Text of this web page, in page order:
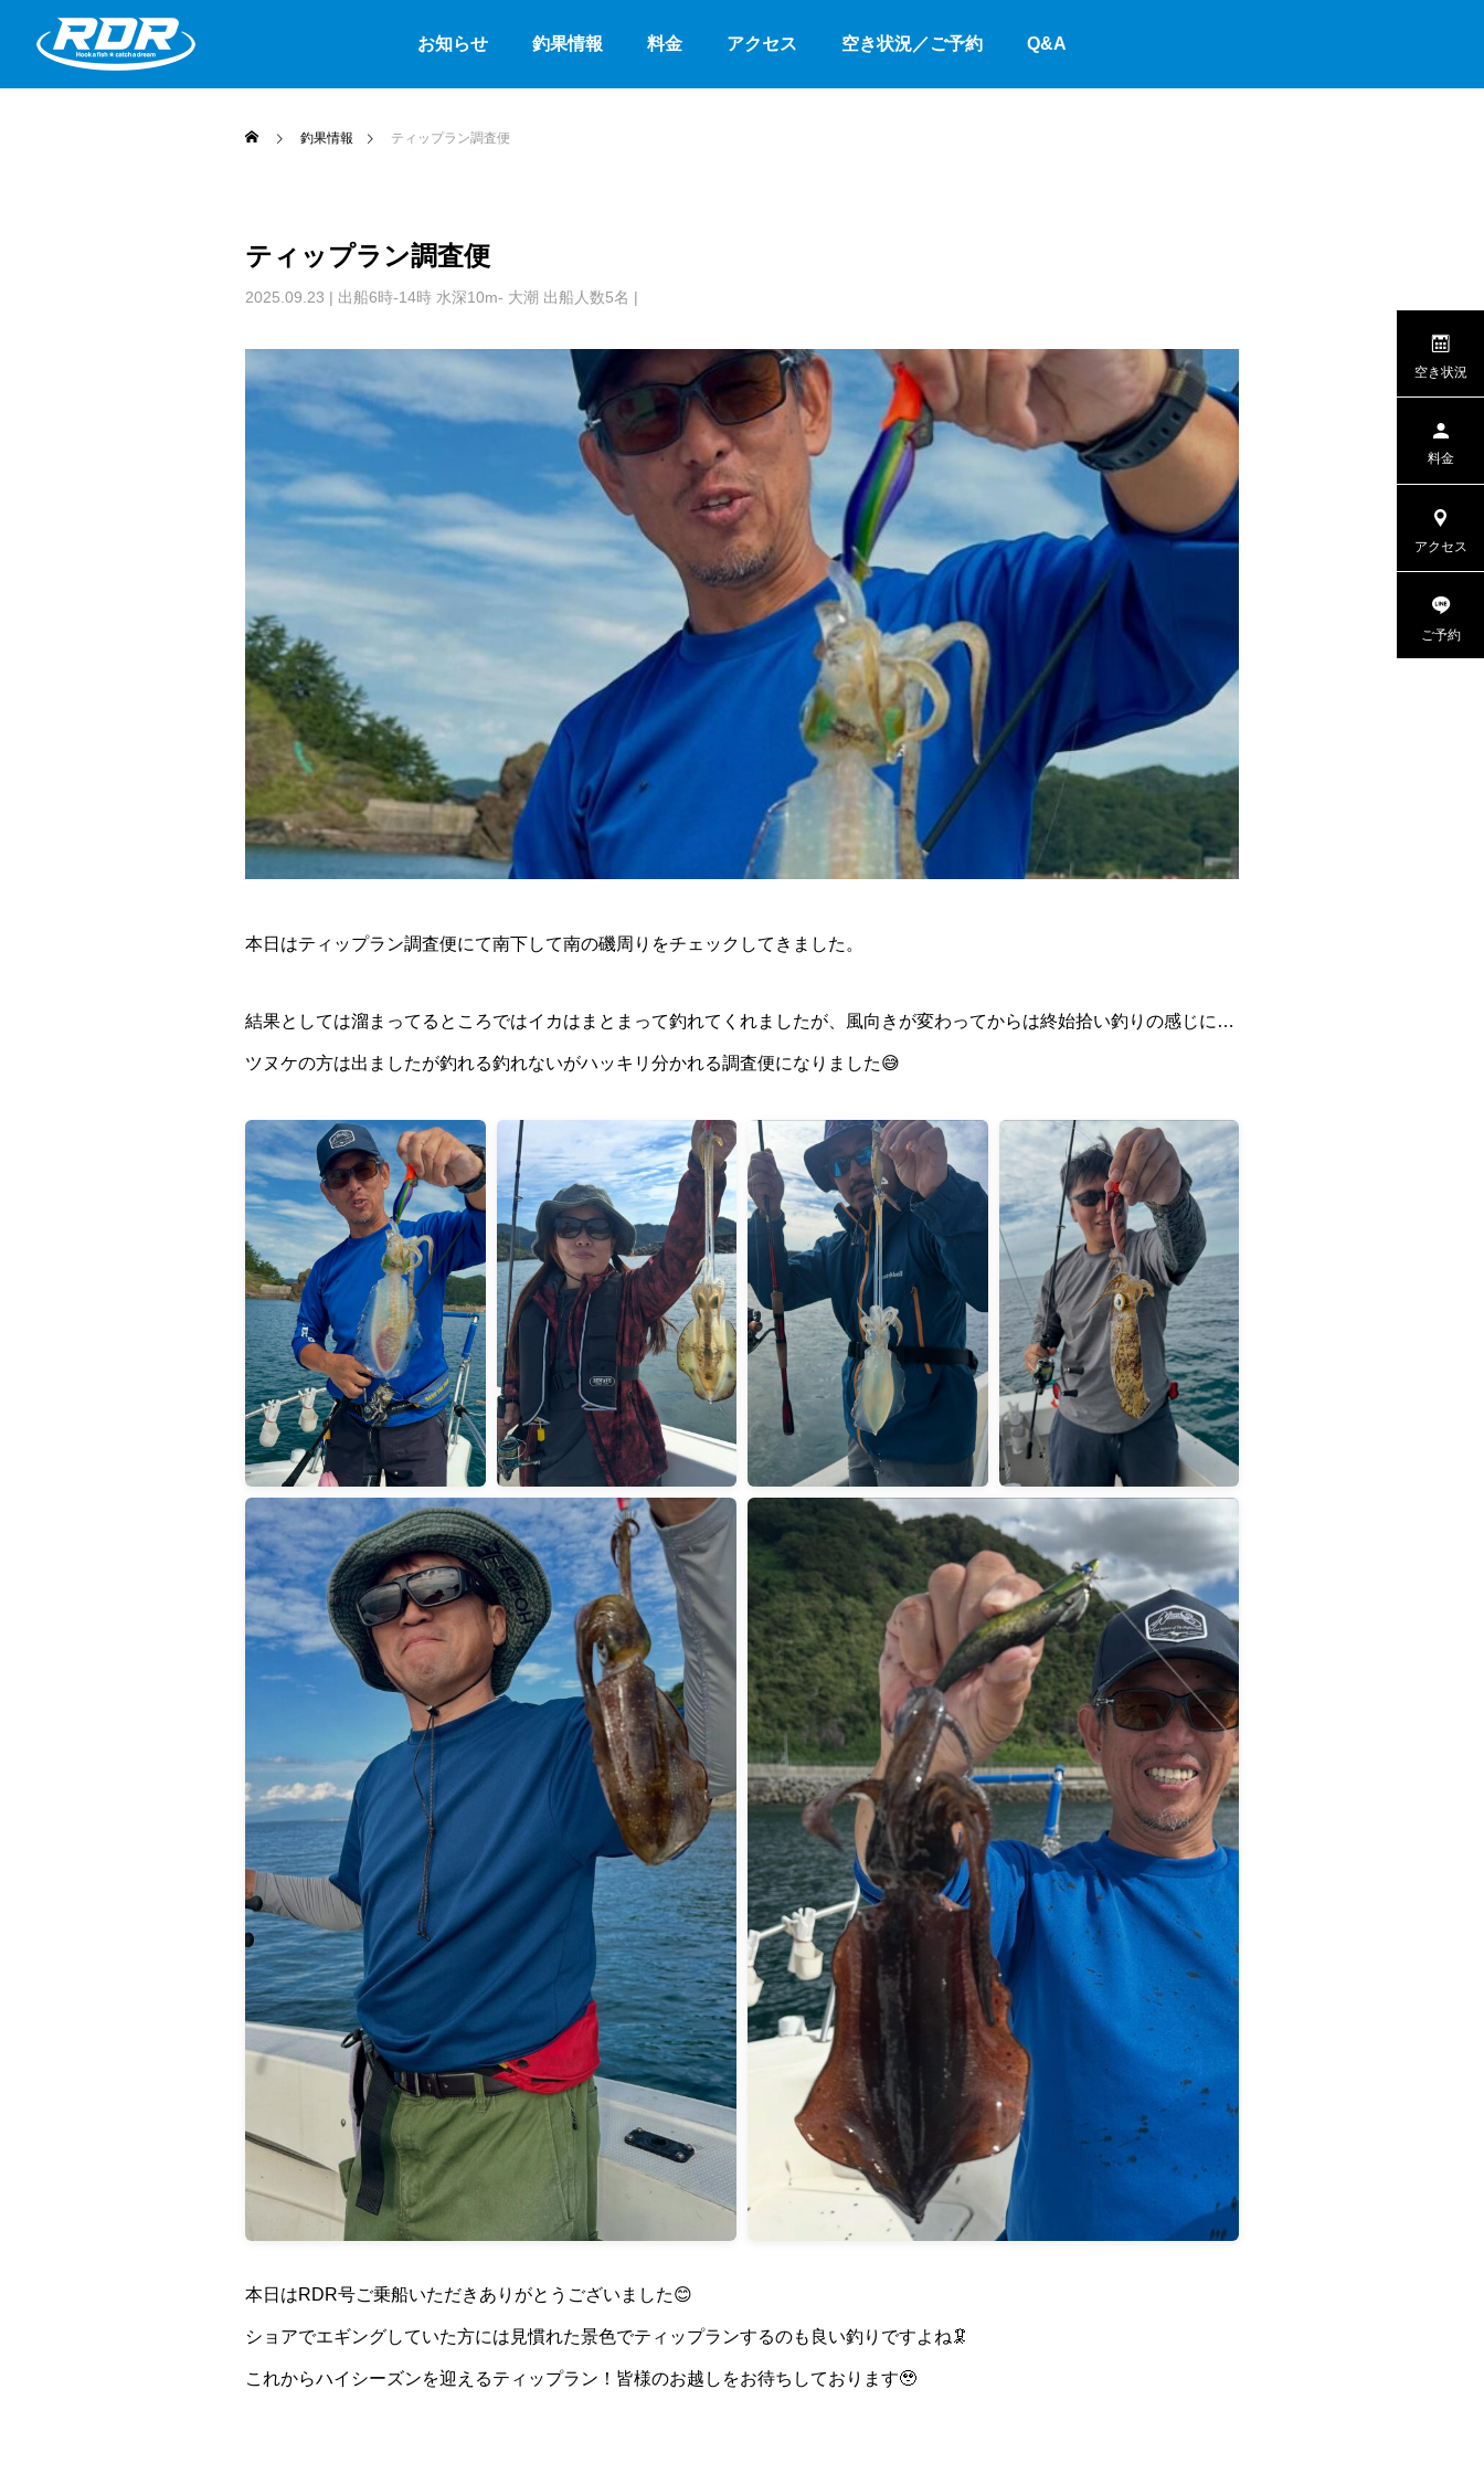
お知らせ 釣果情報 料金 アクセス 空き状況／ご予約 Q&A
釣果情報 ティップラン調査便
ティップラン調査便
2025.09.23 | 出船6時-14時 水深10m- 大潮 出船人数5名 |
本日はティップラン調査便にて南下して南の磯周りをチェックしてきました。
結果としては溜まってるところではイカはまとまって釣れてくれましたが、風向きが変わってからは終始拾い釣りの感じに…
ツヌケの方は出ましたが釣れる釣れないがハッキリ分かれる調査便になりました😅
本日はRDR号ご乗船いただきありがとうございました😊
ショアでエギングしていた方には見慣れた景色でティップランするのも良い釣りですよね🦑
これからハイシーズンを迎えるティップラン！皆様のお越しをお待ちしております🥹
空き状況
料金
アクセス
ご予約